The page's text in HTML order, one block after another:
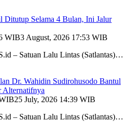
Selama 4 Bulan, Ini Jalur
WIB3 August, 2026 17:53 WIB
– Satuan Lalu Lintas (Satlantas)…
Dr. Wahidin Sudirohusodo Bantul
Alternatifnya
25 July, 2026 14:39 WIB
– Satuan Lalu Lintas (Satlantas)…